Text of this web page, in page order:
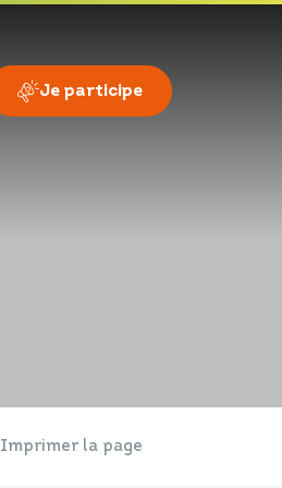
Je participe
Imprimer la page